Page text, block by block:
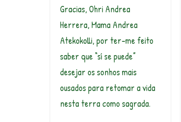
Gracias, Ohri Andrea
Herrera, Mama Andrea
Atekokolli, por ter-me feito
saber que “sí se puede”
desejar os sonhos mais
ousados para retomar a vida
nesta terra como sagrada.